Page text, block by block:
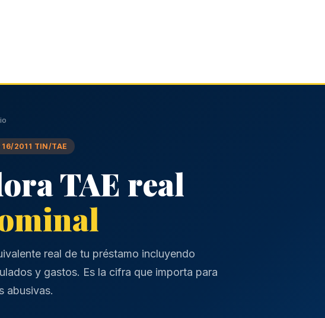
16/2011 TIN/TAE
TAE real
real de tu préstamo incluyendo
y gastos. Es la cifra que importa para
abusivas.